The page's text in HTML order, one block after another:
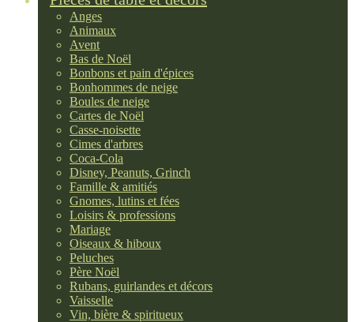
Anges
Animaux
Avent
Bas de Noël
Bonbons et pain d'épices
Bonhommes de neige
Boules de neige
Cartes de Noël
Casse-noisette
Cimes d'arbres
Coca-Cola
Disney, Peanuts, Grinch
Famille & amitiés
Gnomes, lutins et fées
Loisirs & professions
Mariage
Oiseaux & hiboux
Peluches
Père Noël
Rubans, guirlandes et décors
Vaisselle
Vin, bière & spiritueux